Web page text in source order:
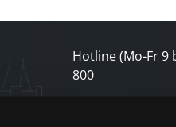
Hotline (Mo-Fr 9
800